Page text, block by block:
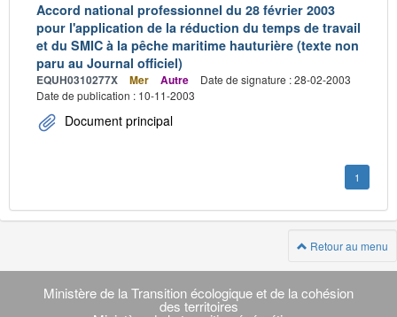
Accord national professionnel du 28 février 2003
pour l'application de la réduction du temps de travail
et du SMIC à la pêche maritime hauturière (texte non
paru au Journal officiel)
EQUH0310277X Mer Autre
Date de signature : 28-02-2003
Date de publication : 10-11-2003
Document principal
1
Retour au menu
Navigation
transverse
Ministère de la Transition écologique et de la cohésion
des territoires